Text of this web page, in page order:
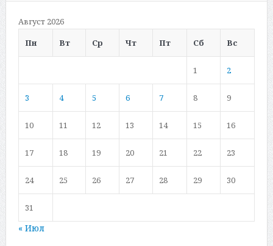
Август 2026
Пн
Вт Ср Чт Пт Сб Вс
1 2
3 4 5 6 7 8 9
10 11 12 13 14 15 16
17 18 19 20 21 22 23
24 25 26 27 28 29 30
31
« Июл